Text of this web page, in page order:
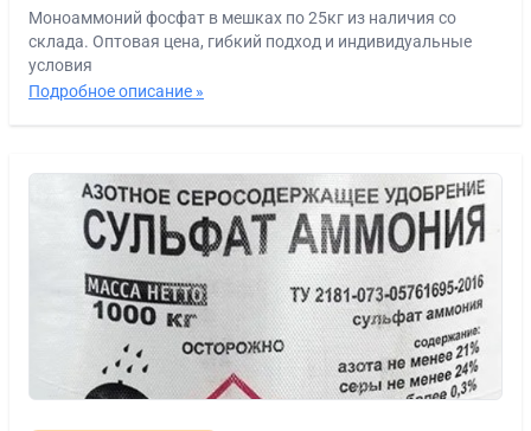
Моноаммоний фосфат в мешках по 25кг из наличия со
склада. Оптовая цена, гибкий подход и индивидуальные
условия
Подробное описание »